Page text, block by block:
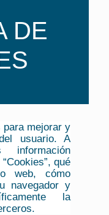
DE
para mejorar y
usuario. A
información
qué
web, cómo
navegador y
la